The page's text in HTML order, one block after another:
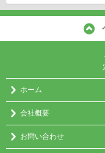
ホーム
会社概要
お問い合わせ